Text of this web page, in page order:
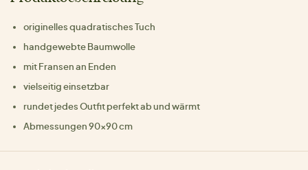
originelles quadratisches Tuch
handgewebte Baumwolle
mit Fransen an Enden
vielseitig einsetzbar
rundet jedes Outfit perfekt ab und wärmt
Abmessungen 90×90 cm